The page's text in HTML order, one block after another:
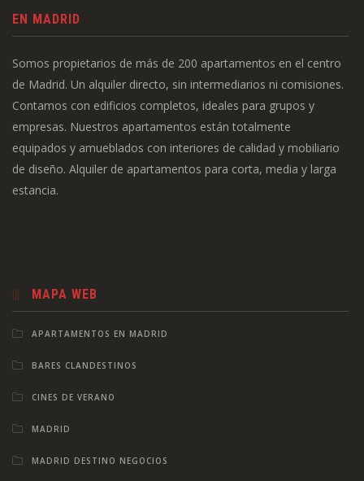
EN MADRID
Somos propietarios de más de 200 apartamentos en el centro
de Madrid. Un alquiler directo, sin intermediarios ni comisiones.
Contamos con edificios completos, ideales para grupos y
empresas. Nuestros apartamentos están totalmente
equipados y amueblados con interiores de calidad y mobiliario
de diseño. Alquiler de apartamentos para corta, media y larga
estancia.
MAPA WEB
APARTAMENTOS EN MADRID
BARES CLANDESTINOS
CINES DE VERANO
MADRID
MADRID DESTINO NEGOCIOS